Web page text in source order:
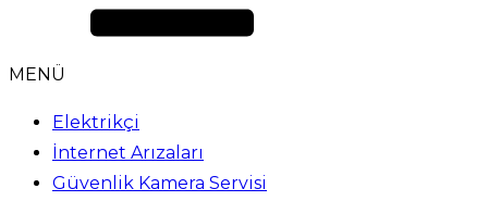
MENÜ
Elektrikçi
İnternet Arızaları
Güvenlik Kamera Servisi